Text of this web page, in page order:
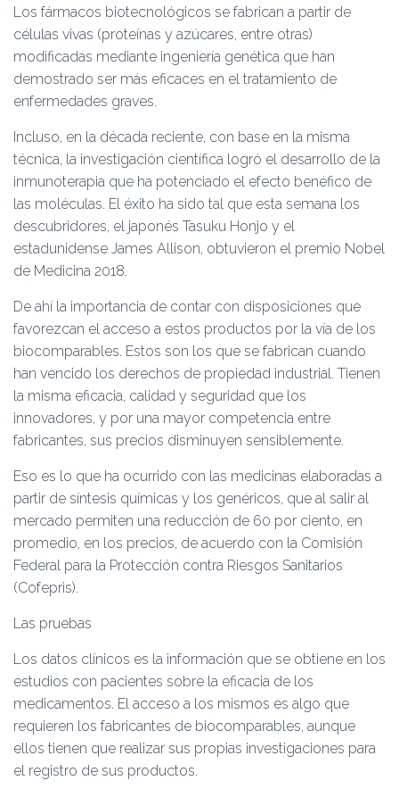
Los fármacos biotecnológicos se fabrican a partir de
células vivas (proteínas y azúcares, entre otras)
modificadas mediante ingeniería genética que han
demostrado ser más eficaces en el tratamiento de
enfermedades graves.
Incluso, en la década reciente, con base en la misma
técnica, la investigación científica logró el desarrollo de la
inmunoterapia que ha potenciado el efecto benéfico de
las moléculas. El éxito ha sido tal que esta semana los
descubridores, el japonés Tasuku Honjo y el
estadunidense James Allison, obtuvieron el premio Nobel
de Medicina 2018.
De ahí la importancia de contar con disposiciones que
favorezcan el acceso a estos productos por la vía de los
biocomparables. Estos son los que se fabrican cuando
han vencido los derechos de propiedad industrial. Tienen
la misma eficacia, calidad y seguridad que los
innovadores, y por una mayor competencia entre
fabricantes, sus precios disminuyen sensiblemente.
Eso es lo que ha ocurrido con las medicinas elaboradas a
partir de síntesis químicas y los genéricos, que al salir al
mercado permiten una reducción de 60 por ciento, en
promedio, en los precios, de acuerdo con la Comisión
Federal para la Protección contra Riesgos Sanitarios
(Cofepris).
Las pruebas
Los datos clínicos es la información que se obtiene en los
estudios con pacientes sobre la eficacia de los
medicamentos. El acceso a los mismos es algo que
requieren los fabricantes de biocomparables, aunque
ellos tienen que realizar sus propias investigaciones para
el registro de sus productos.